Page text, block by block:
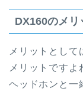
DX160のメリ
メリットとして
メリットですよ
ヘッドホンと一